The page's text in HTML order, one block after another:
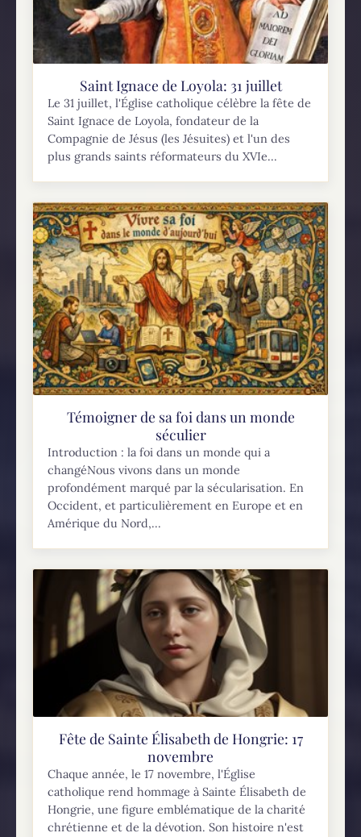
Saint Ignace de Loyola: 31 juillet
Le 31 juillet, l'Église catholique célèbre la fête de
Saint Ignace de Loyola, fondateur de la
Compagnie de Jésus (les Jésuites) et l'un des
plus grands saints réformateurs du XVIe...
Témoigner de sa foi dans un monde
séculier
Introduction : la foi dans un monde qui a
changéNous vivons dans un monde
profondément marqué par la sécularisation. En
Occident, et particulièrement en Europe et en
Amérique du Nord,...
Fête de Sainte Élisabeth de Hongrie: 17
novembre
Chaque année, le 17 novembre, l'Église
catholique rend hommage à Sainte Élisabeth de
Hongrie, une figure emblématique de la charité
chrétienne et de la dévotion. Son histoire n'est